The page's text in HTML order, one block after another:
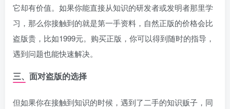
它却有价值。如果你能直接从知识的研发者或发明者那里学
习，那么你接触到的就是第一手资料，自然正版的价格会比
盗版贵，比如1999元。购买正版，你可以得到随时的指导，
遇到问题也能快速解决。
三、面对盗版的选择
但如果你在接触到知识的时候，遇到了二手的知识贩子，同